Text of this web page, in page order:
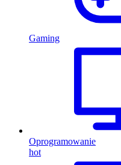
Gaming
Oprogramowanie
hot